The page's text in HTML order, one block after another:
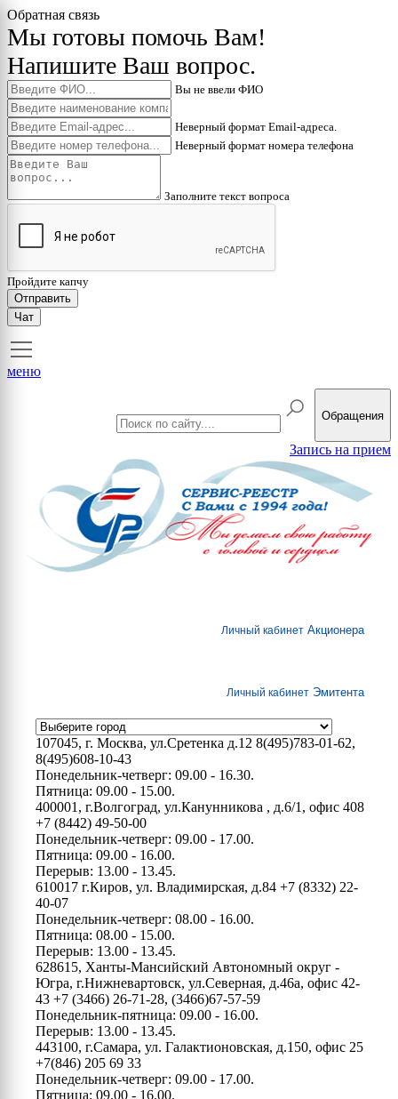
Обратная связь
Мы готовы помочь Вам!
Напишите Ваш вопрос.
Вы не ввели ФИО
Неверный формат Email-адреса.
Неверный формат номера телефона
Заполните текст вопроса
Пройдите капчу
Отправить
Чат
меню
Обращения
Запись на прием
Личный кабинет Акционера
Личный кабинет Эмитента
107045, г. Москва, ул.Сретенка д.12 8(495)783-01-62,
8(495)608-10-43
Понедельник-четверг: 09.00 - 16.30.
Пятница: 09.00 - 15.00.
400001, г.Волгоград, ул.Канунникова , д.6/1, офис 408
+7 (8442) 49-50-00
Понедельник-четверг: 09.00 - 17.00.
Пятница: 09.00 - 16.00.
Перерыв: 13.00 - 13.45.
610017 г.Киров, ул. Владимирская, д.84 +7 (8332) 22-
40-07
Понедельник-четверг: 08.00 - 16.00.
Пятница: 08.00 - 15.00.
Перерыв: 13.00 - 13.45.
628615, Ханты-Мансийский Автономный округ -
Югра, г.Нижневартовск, ул.Северная, д.46а, офис 42-
43 +7 (3466) 26-71-28, (3466)67-57-59
Понедельник-пятница: 09.00 - 16.00.
Перерыв: 13.00 - 13.45.
443100, г.Самара, ул. Галактионовская, д.150, офис 25
+7(846) 205 69 33
Понедельник-четверг: 09.00 - 17.00.
Пятница: 09.00 - 16.00.